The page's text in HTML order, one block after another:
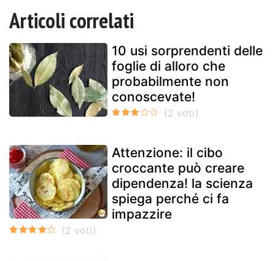
Articoli correlati
10 usi sorprendenti delle
foglie di alloro che
probabilmente non
conoscevate!
Attenzione: il cibo
croccante può creare
dipendenza! la scienza
spiega perché ci fa
impazzire